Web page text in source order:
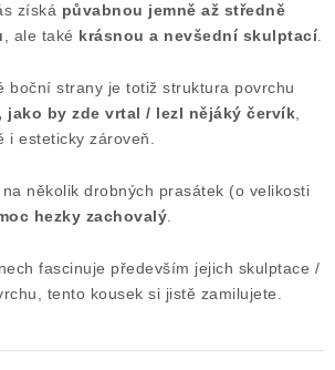
reklamace
odstoupení od smlouvy
získá půvabnou jemně až středně
, ale také krásnou a nevšední skulptací.
boční strany je totiž struktura povrchu
jako by zde vrtal / lezl nějáký červík
esteticky zároveň.
několik drobných prasátek (o velikosti
hezky zachovalý
fascinuje především jejich skulptace /
tento kousek si jistě zamilujete.